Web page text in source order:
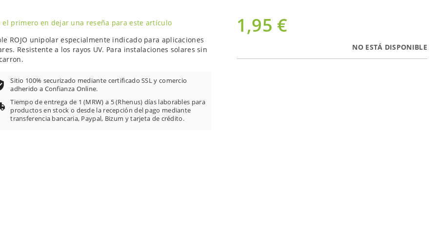
1,95 €
NO ESTÁ DISPONIBLE
el primero en dejar una reseña para este artículo
ROJO unipolar especialmente indicado para aplicaciones
Resistente a los rayos UV. Para instalaciones solares sin
Sitio 100% securizado mediante certificado SSL y comercio
adherido a Confianza Online.
Tiempo de entrega de 1 (MRW) a 5 (Rhenus) días laborables para
productos en stock o desde la recepción del pago mediante
transferencia bancaria, Paypal, Bizum y tarjeta de crédito.